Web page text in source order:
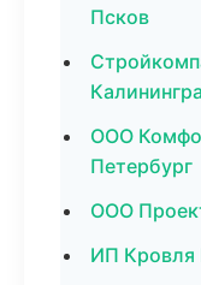
Псков
ООО
Петербург
ООО
ИП Кровля